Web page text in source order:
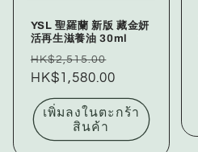
YSL 聖羅蘭 新版 藏金妍
活再生滋養油 30ml
ราคา
ปกติ
HK$2,515.00
โปรโมชัน
HK$1,580.00
เพิ่มลงในตะกร้า
สินค้า